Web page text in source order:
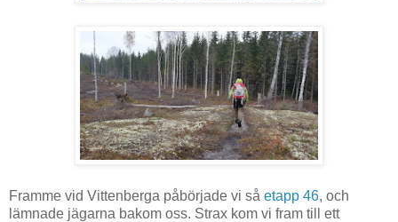
Framme vid Vittenberga påbörjade vi så etapp 46, och
lämnade jägarna bakom oss. Strax kom vi fram till ett